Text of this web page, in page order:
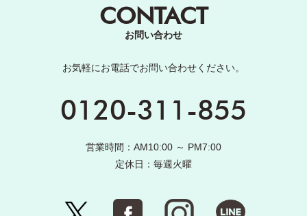
CONTACT
お問い合わせ
お気軽にお電話でお問い合わせください。
0120-311-855
営業時間：AM10:00 ～ PM7:00
定休日：毎週火曜